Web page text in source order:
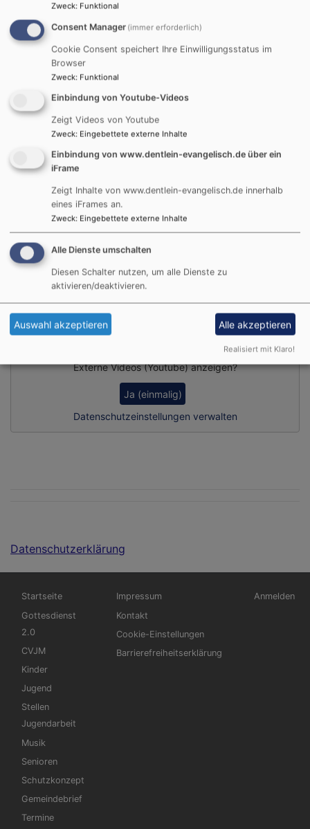
Für alle, die gerne klassisch überweisen:
Empfänger: Ev.-Luth. Kirchengemeinde Dentlein a. F.
IBAN: DE97 7655 0000 04301700 76
Verwendungszweck: z.B. Spende Jugendarbeit
Ihre Spende an uns ist steuerlich absetzbar.
Gerne stellen wir Ihnen eine Spendenquittung für die
Steuererklärung aus.Bei einer Online-Spende wird Ihnen dies
automatisiert angeboten.
Bei Fragen wenden Sie sich gerne an das Pfarramtsbüro (09855-
234) oder nutzen Sie unser
Kontaktformular
Ein Gemeinschaftsprojekt - Danke für Ihre
Unterstützung
Externe Videos (Youtube) anzeigen?
Ja (einmalig)
Datenschutzeinstellungen verwalten
Datenschutzerklärung
Hauptnavigation
Startseite
Gottesdienst
2.0
CVJM
Kinder
Jugend
Stellen
Jugendarbeit
Musik
Senioren
Schutzkonzept
Gemeindebrief
Termine
Fußbereichsmenü
Impressum
Kontakt
Cookie-Einstellungen
Barrierefreiheitserklärung
Anmelden
Zweck: Funktional
Consent Manager (immer erforderlich)
Cookie Consent speichert Ihre Einwilligungsstatus im
Browser
Zweck: Funktional
Einbindung von Youtube-Videos
Zeigt Videos von Youtube
Zweck: Eingebettete externe Inhalte
Einbindung von www.dentlein-evangelisch.de über ein
iFrame
Zeigt Inhalte von www.dentlein-evangelisch.de innerhalb
eines iFrames an.
Zweck: Eingebettete externe Inhalte
Alle Dienste umschalten
Diesen Schalter nutzen, um alle Dienste zu
aktivieren/deaktivieren.
Auswahl akzeptieren Alle akzeptieren
Realisiert mit Klaro!